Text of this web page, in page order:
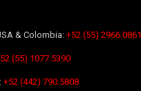
& Colombia:+52 (55) 2966.0861
(55) 1077.5390
+52 (442) 790.5808